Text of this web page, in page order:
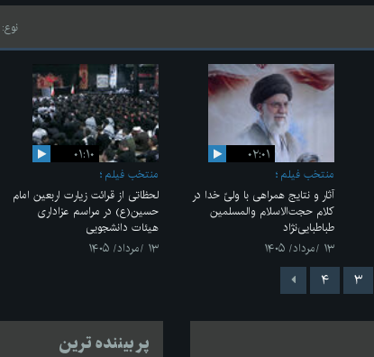
نوع:
۰۲:۰۱
منتخب فیلم
آثار و نتایج همراهی با ولیّ خدا در
کلام حجت‌الاسلام والمسلمین
طباطبایی‌نژاد
۱۳ /مرداد/ ۱۴۰۵
۰۱:۱۰
منتخب فیلم
لحظاتی از قرائت زیارت اربعین امام
حسین(ع) در مراسم عزاداری
هیئات دانشجویی
۱۳ /مرداد/ ۱۴۰۵
۳ ۴
پر بیننده ترین